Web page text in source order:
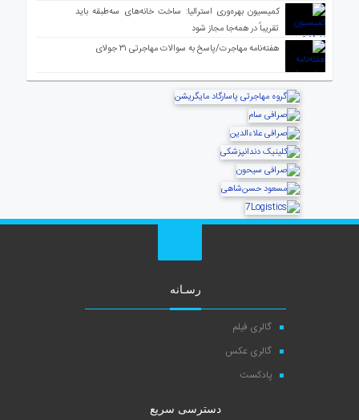
کمیسیون بهره‌وری استرالیا: ساخت خانه‌های سه‌طبقه باید
تقریباً در همه‌جا مجاز شود
هفته‌نامه مهاجرت/پاسخ به سوالات مهاجرتی ۳۱ جولای
رسـانه
گالری فیلم
گالری عکس
پادکست
دسترسی سریع